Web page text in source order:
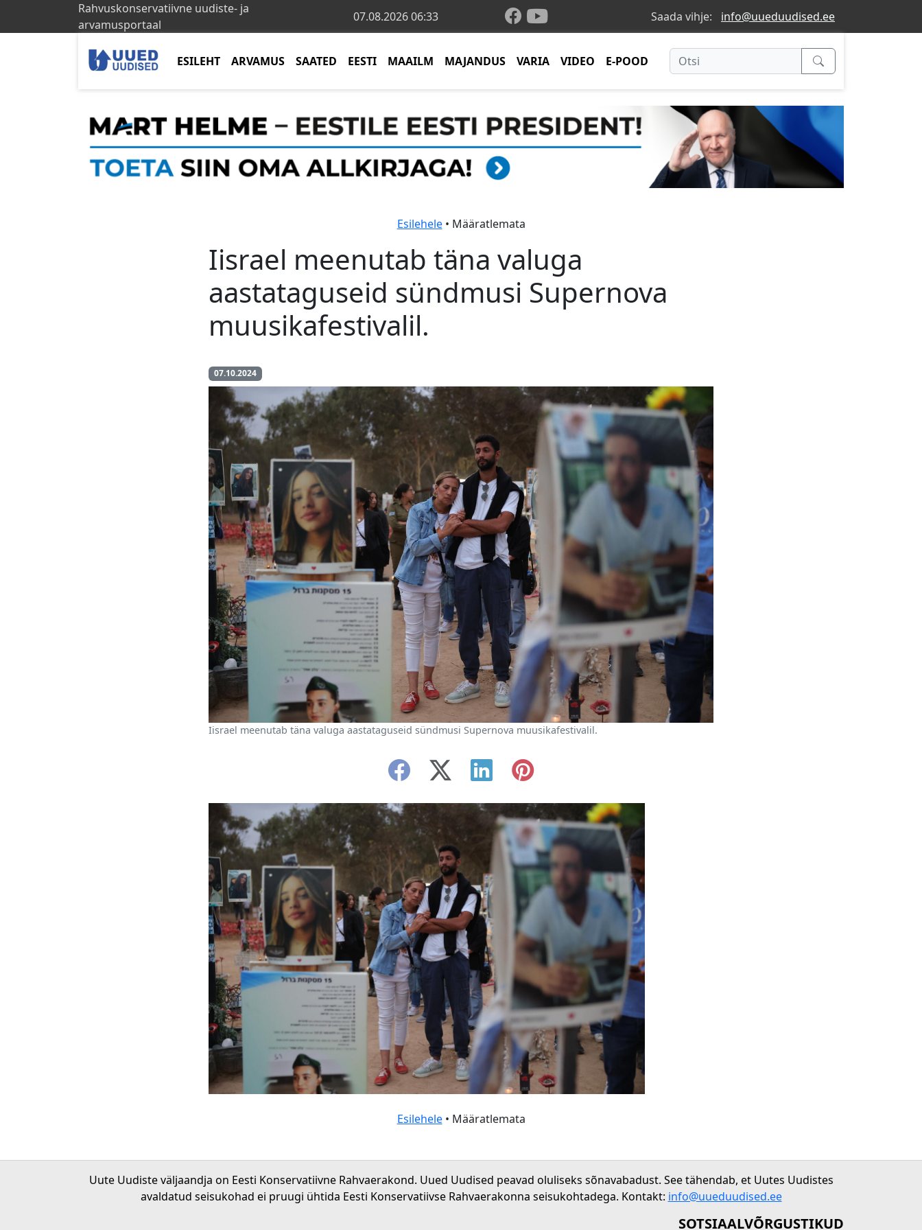
Rahvuskonservatiivne uudiste- ja
arvamusportaal
07.08.2026 06:33 Saada vihje: info@uueduudised.ee
ESILEHT ARVAMUS SAATED EESTI MAAILM MAJANDUS VARIA VIDEO E-POOD
Esilehele• Määratlemata
Iisrael meenutab täna valuga
aastataguseid sündmusi Supernova
muusikafestivalil.
07.10.2024
Iisrael meenutab täna valuga aastataguseid sündmusi Supernova muusikafestivalil.
Esilehele• Määratlemata
Uute Uudiste väljaandja on Eesti Konservatiivne Rahvaerakond. Uued Uudised peavad oluliseks sõnavabadust. See tähendab, et Uutes Uudistes
avaldatud seisukohad ei pruugi ühtida Eesti Konservatiivse Rahvaerakonna seisukohtadega. Kontakt: info@uueduudised.ee
SOTSIAALVÕRGUSTIKUD